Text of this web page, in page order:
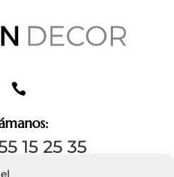

15 25 35